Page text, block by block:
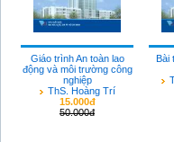
Giáo trình An toàn lao
động và môi trường công
nghiệp
ThS. Hoàng Trí
15.000đ
50.000đ
Bài